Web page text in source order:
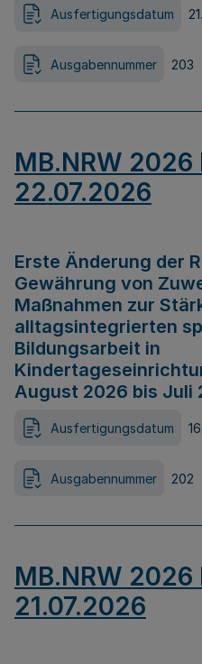
Ausfertigungsdatum
Ausgabennummer 203
MB.NRW 2026
22.07.2026
Erste Änderung der
Gewährung von
Maßnahmen zur
alltagsintegrierten
Bildungsarbeit in
August 2026 bis Juli
Ausfertigungsdatum
Ausgabennummer 202
MB.NRW 2026
21.07.2026